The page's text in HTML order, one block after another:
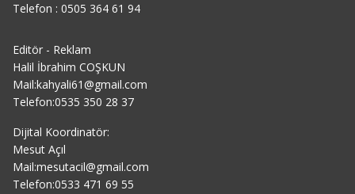
Telefon : 0505 364 61 94
Editör - Reklam
Halil İbrahim COŞKUN
Mail:kahyali61@gmail.com
Telefon:0535 350 28 37
Dijital Koordinatör:
Mesut Açıl
Mail:mesutacil@gmail.com
Telefon:0533 471 69 55